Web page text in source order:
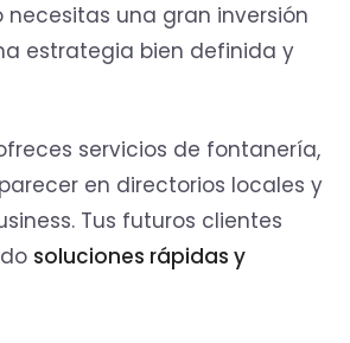
necesitas una gran inversión
estrategia bien definida y
servicios de fontanería,
en directorios locales y
Tus futuros clientes
soluciones rápidas y